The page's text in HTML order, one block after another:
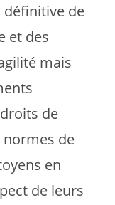
définitive de
et des
mais
de
de
en
de leurs